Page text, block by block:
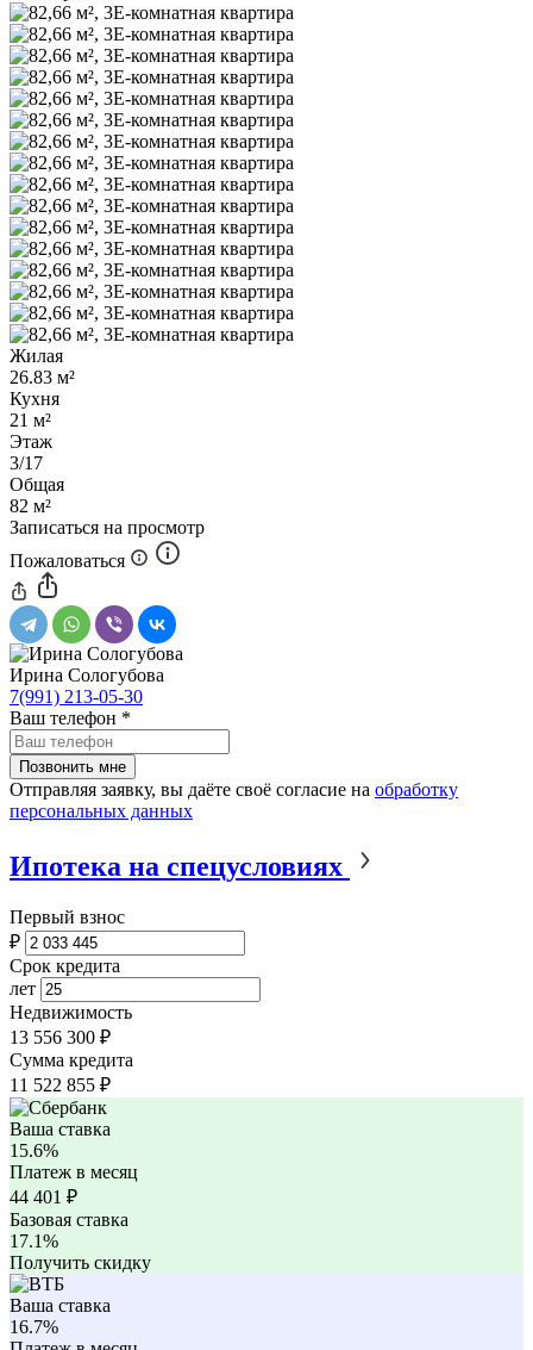
Жилая
26.83 м²
Кухня
21 м²
Этаж
3/17
Общая
82 м²
Записаться на просмотр
Пожаловаться
Ирина Сологубова
7(991) 213-05-30
Ваш телефон *
Отправляя заявку, вы даёте своё согласие на обработку
персональных данных
Ипотека на спецусловиях
Первый взнос
₽
Срок кредита
лет
Недвижимость
13 556 300 ₽
Сумма кредита
11 522 855 ₽
Ваша ставка
15.6%
Платеж в месяц
44 401 ₽
Базовая ставка
17.1%
Получить скидку
Ваша ставка
16.7%